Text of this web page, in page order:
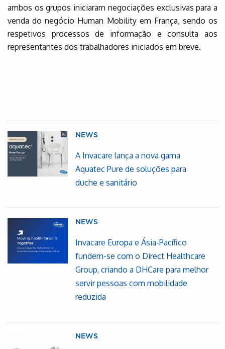
ambos os grupos iniciaram negociações exclusivas para a
venda do negócio Human Mobility em França, sendo os
respetivos processos de informação e consulta aos
representantes dos trabalhadores iniciados em breve.
NEWS
A Invacare lança a nova gama
Aquatec Pure de soluções para
duche e sanitário
NEWS
Invacare Europa e Ásia-Pacífico
fundem-se com o Direct Healthcare
Group, criando a DHCare para melhor
servir pessoas com mobilidade
reduzida
NEWS